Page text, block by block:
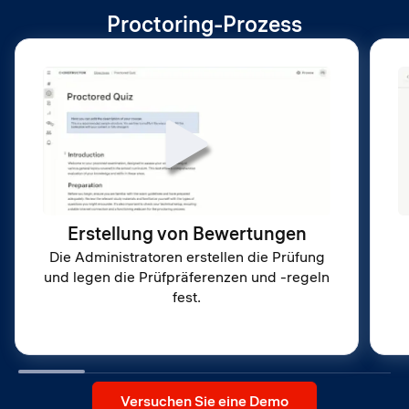
Proctoring-Prozess
Erstellung von Bewertungen
Die Administratoren erstellen die Prüfung
und legen die Prüfpräferenzen und -regeln
fest.
Versuchen Sie eine Demo